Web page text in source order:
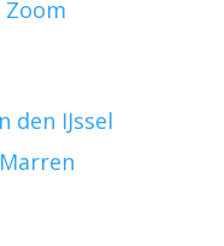
Zoom
den IJssel